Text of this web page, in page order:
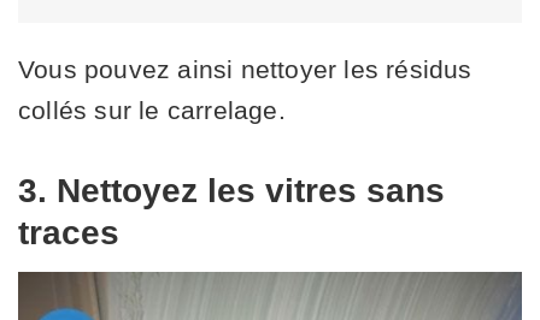
Vous pouvez ainsi nettoyer les résidus
collés sur le carrelage.
3. Nettoyez les vitres sans
traces